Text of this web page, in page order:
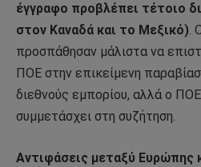
έγγραφο προβλέπει τέτοιο
στον Καναδά και το Μεξικό).
προσπάθησαν μάλιστα να
ΠΟΕ στην επικείμενη
διεθνούς εμπορίου, αλλά ο
συμμετάσχει στη συζήτηση.
Αντιφάσεις μεταξύ Ευρώπης